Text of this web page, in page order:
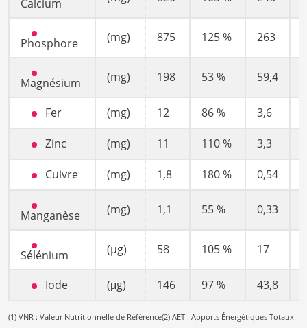
Calcium
Phosphore (mg) 875 125 % 263
Magnésium (mg) 198 53 % 59,4
Fer (mg) 12 86 % 3,6
Zinc (mg) 11 110 % 3,3
Cuivre (mg) 1,8 180 % 0,54
Manganèse (mg) 1,1 55 % 0,33
Sélénium (µg) 58 105 % 17
Iode (μg) 146 97 % 43,8
(1) VNR : Valeur Nutritionnelle de Référence(2) AET : Apports Énergétiques Totaux